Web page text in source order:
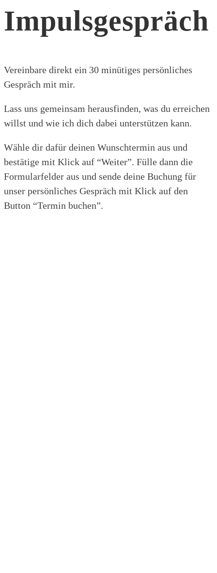
Impulsgespräch
Vereinbare direkt ein 30 minütiges persönliches
Gespräch mit mir.
Lass uns gemeinsam herausfinden, was du erreichen
willst und wie ich dich dabei unterstützen kann.
Wähle dir dafür deinen Wunschtermin aus und
bestätige mit Klick auf “Weiter”. Fülle dann die
Formularfelder aus und sende deine Buchung für
unser persönliches Gespräch mit Klick auf den
Button “Termin buchen”.